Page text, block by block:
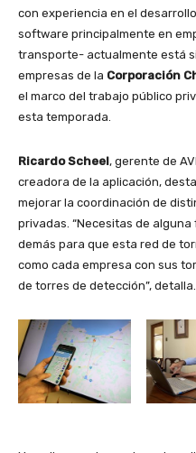
con experiencia en el
software principalmente en
transporte- actualmente está
empresas de la Corporación
el marco del trabajo público
esta temporada.
Ricardo Scheel, gerente de
creadora de la aplicación,
mejorar la coordinación de
privadas. “Necesitas de
demás para que esta red de
como cada empresa con sus
de torres de detección”, detalla.